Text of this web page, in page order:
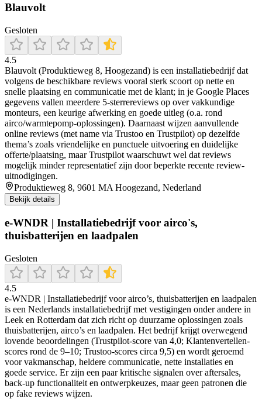
Blauvolt
Gesloten
4.5
Blauvolt (Produktieweg 8, Hoogezand) is een installatiebedrijf dat
volgens de beschikbare reviews vooral sterk scoort op nette en
snelle plaatsing en communicatie met de klant; in je Google Places
gegevens vallen meerdere 5-sterrereviews op over vakkundige
monteurs, een keurige afwerking en goede uitleg (o.a. rond
airco/warmtepomp-oplossingen). Daarnaast wijzen aanvullende
online reviews (met name via Trustoo en Trustpilot) op dezelfde
thema’s zoals vriendelijke en punctuele uitvoering en duidelijke
offerte/plaatsing, maar Trustpilot waarschuwt wel dat reviews
mogelijk minder representatief zijn door beperkte recente review-
uitnodigingen.
Produktieweg 8, 9601 MA Hoogezand, Nederland
Bekijk details
e-WNDR | Installatiebedrijf voor airco's,
thuisbatterijen en laadpalen
Gesloten
4.5
e‑WNDR | Installatiebedrijf voor airco’s, thuisbatterijen en laadpalen
is een Nederlands installatiebedrijf met vestigingen onder andere in
Leek en Rotterdam dat zich richt op duurzame oplossingen zoals
thuisbatterijen, airco’s en laadpalen. Het bedrijf krijgt overwegend
lovende beoordelingen (Trustpilot-score van 4,0; Klantenvertellen-
scores rond de 9–10; Trustoo-scores circa 9,5) en wordt geroemd
voor vakmanschap, heldere communicatie, nette installaties en
goede service. Er zijn een paar kritische signalen over aftersales,
back-up functionaliteit en ontwerpkeuzes, maar geen patronen die
op fake reviews wijzen.